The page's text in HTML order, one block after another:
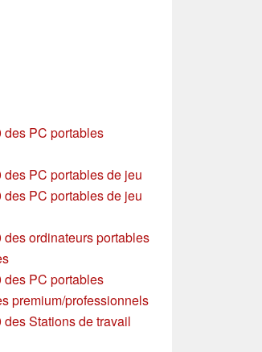
des PC portables
des PC portables de jeu
des PC portables de jeu
des ordinateurs portables
des PC portables
premium/professionnels
des Stations de travail